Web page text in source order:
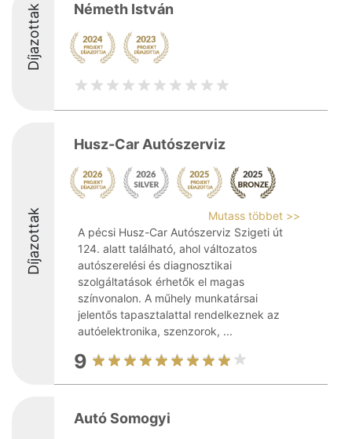
Díjazottak Németh István
Díjazottak
Husz-Car Autószerviz
Mutass többet >>
A pécsi Husz-Car Autószerviz Szigeti út
124. alatt található, ahol változatos
autószerelési és diagnosztikai
szolgáltatások érhetők el magas
színvonalon. A műhely munkatársai
jelentős tapasztalattal rendelkeznek az
autóelektronika, szenzorok, ...
9
Autó Somogyi